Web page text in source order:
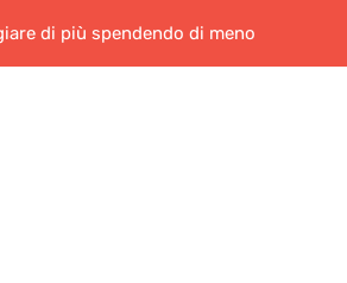
di più spendendo di meno